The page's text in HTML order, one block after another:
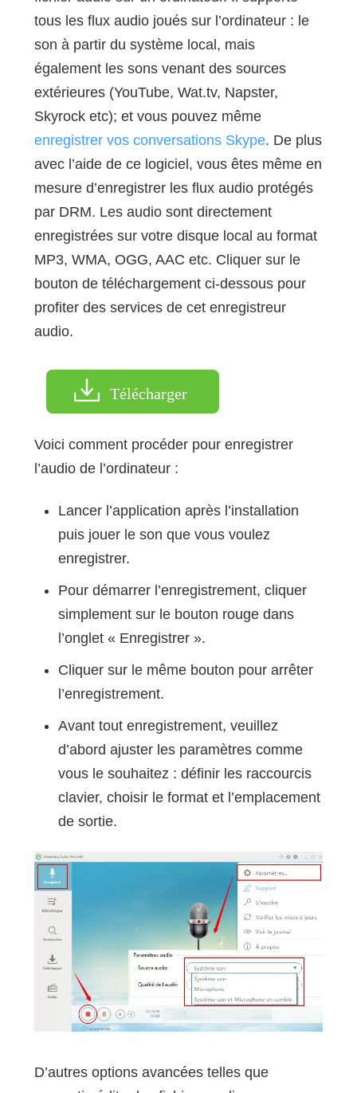
tous les flux audio joués sur l’ordinateur : le
son à partir du système local, mais
également les sons venant des sources
extérieures (YouTube, Wat.tv, Napster,
Skyrock etc); et vous pouvez même
enregistrer vos conversations Skype. De plus
avec l’aide de ce logiciel, vous êtes même en
mesure d’enregistrer les flux audio protégés
par DRM. Les audio sont directement
enregistrées sur votre disque local au format
MP3, WMA, OGG, AAC etc. Cliquer sur le
bouton de téléchargement ci-dessous pour
profiter des services de cet enregistreur
audio.
Télécharger
Voici comment procéder pour enregistrer
l’audio de l’ordinateur :
Lancer l’application après l’installation
puis jouer le son que vous voulez
enregistrer.
Pour démarrer l’enregistrement, cliquer
simplement sur le bouton rouge dans
l’onglet « Enregistrer ».
Cliquer sur le même bouton pour arrêter
l’enregistrement.
Avant tout enregistrement, veuillez
d’abord ajuster les paramètres comme
vous le souhaitez : définir les raccourcis
clavier, choisir le format et l’emplacement
de sortie.
D’autres options avancées telles que